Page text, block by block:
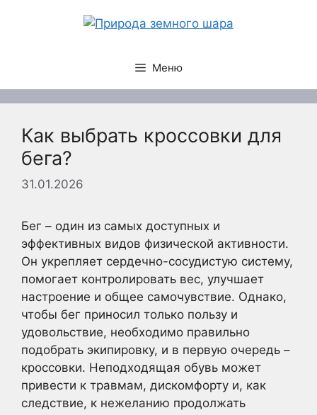
Меню
Как выбрать кроссовки для
бега?
31.01.2026
Бег – один из самых доступных и
эффективных видов физической активности.
Он укрепляет сердечно-сосудистую систему,
помогает контролировать вес, улучшает
настроение и общее самочувствие. Однако,
чтобы бег приносил только пользу и
удовольствие, необходимо правильно
подобрать экипировку, и в первую очередь –
кроссовки. Неподходящая обувь может
привести к травмам, дискомфорту и, как
следствие, к нежеланию продолжать